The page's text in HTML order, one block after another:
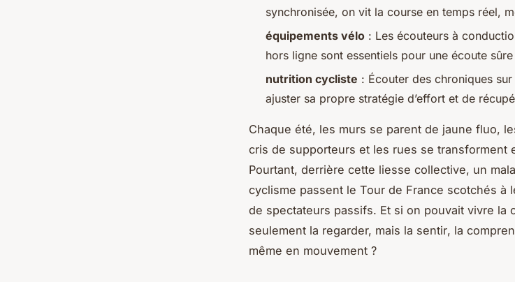
synchronisée, on vit la course en temps réel,
équipements vélo : Les écouteurs à
hors ligne sont essentiels pour une écoute
nutrition cycliste : Écouter des chroniques
ajuster sa propre stratégie d’effort et de
Chaque été, les murs se parent de jaune fluo,
cris de supporteurs et les rues se transforment
Pourtant, derrière cette liesse collective, un
cyclisme passent le Tour de France scotchés à
de spectateurs passifs. Et si on pouvait vivre la
seulement la regarder, mais la sentir, la
même en mouvement ?